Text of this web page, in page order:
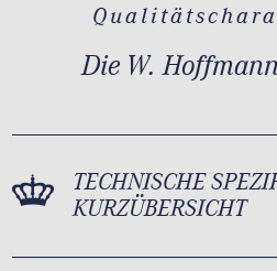
Die W.
TECHNISCHE
KURZÜBERSICHT